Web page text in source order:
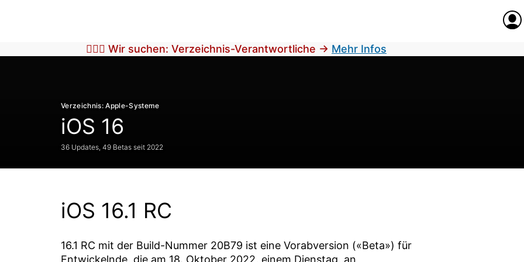
🕵🏼‍♀️ Wir suchen: Verzeichnis-Verantwortliche → Mehr Infos
Verzeichnis: Apple-Systeme
iOS 16
36 Updates, 49 Betas seit 2022
iOS 16.1 RC
16.1 RC mit der Build-Nummer 20B79 ist eine Vorabversion («Beta») für
Entwickelnde, die am 18. Oktober 2022, einem Dienstag, an